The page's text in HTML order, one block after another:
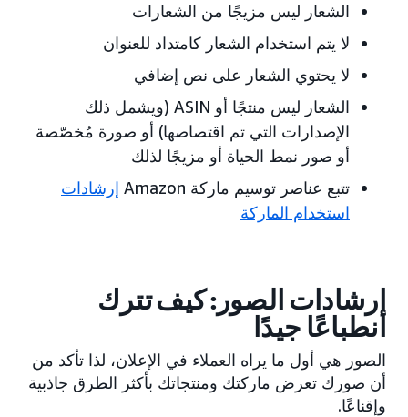
الشعار ليس مزيجًا من الشعارات
لا يتم استخدام الشعار كامتداد للعنوان
لا يحتوي الشعار على نص إضافي
الشعار ليس منتجًا أو ASIN (ويشمل ذلك
الإصدارات التي تم اقتصاصها) أو صورة مُخصّصة
أو صور نمط الحياة أو مزيجًا لذلك
تتبع عناصر توسيم ماركة Amazon
إرشادات
استخدام الماركة
إرشادات الصور: كيف تترك
انطباعًا جيدًا
الصور هي أول ما يراه العملاء في الإعلان، لذا تأكد من
أن صورك تعرض ماركتك ومنتجاتك بأكثر الطرق جاذبية
وإقناعًا.